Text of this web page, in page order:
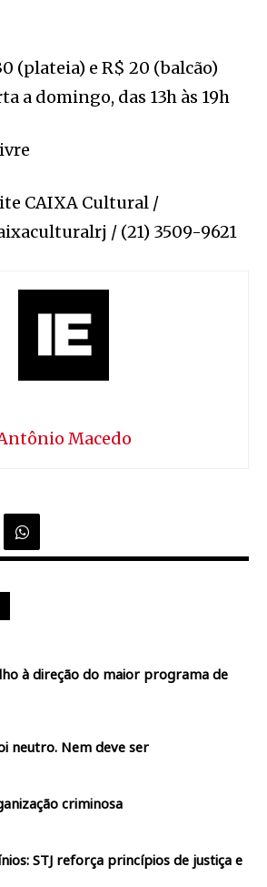
(plateia) e R$ 20 (balcão)
a domingo, das 13h às 19h
CAIXA Cultural /
/ (21) 3509-9621
Macedo
à direção do maior programa de
neutro. Nem deve ser
criminosa
STJ reforça princípios de justiça e